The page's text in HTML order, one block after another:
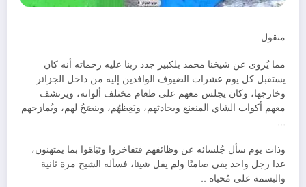
منقول
مما يُروى عن شيخنا محمد بلكبير جدد ربنا عليه رحماته أنه كان
يستقبل كل يوم عشرات الضيوف الوافدين إليه من داخل الجزائر
وخارجها، وكان يجلس معهم على طعام مختلف ألوانه، ويرتشف
معهم أكواب الشاي المنعنع ويحادثهم، ويَعِظهُم، وينصَحُ لهم، ويُمازحهم
…
وذات يوم سأل جُلسائه عن وظائفهم فتفاخروا وتَبَاهَوا بما يمتهنون،
عدا رجل واحد بقي صامتًا ولم يقل شيئا، فسأله الشيخ مرة ثانية
والبسمة على مُحياه ..